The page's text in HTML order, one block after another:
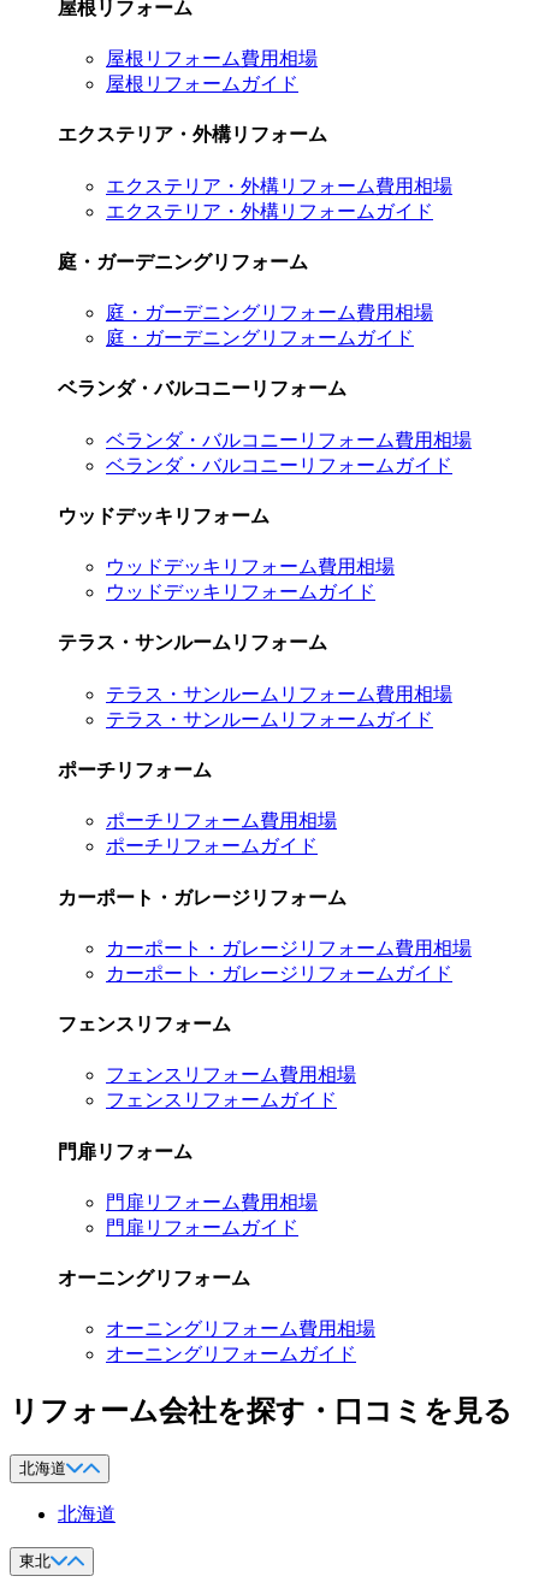
屋根リフォーム
屋根リフォーム費用相場
屋根リフォームガイド
エクステリア・外構リフォーム
エクステリア・外構リフォーム費用相場
エクステリア・外構リフォームガイド
庭・ガーデニングリフォーム
庭・ガーデニングリフォーム費用相場
庭・ガーデニングリフォームガイド
ベランダ・バルコニーリフォーム
ベランダ・バルコニーリフォーム費用相場
ベランダ・バルコニーリフォームガイド
ウッドデッキリフォーム
ウッドデッキリフォーム費用相場
ウッドデッキリフォームガイド
テラス・サンルームリフォーム
テラス・サンルームリフォーム費用相場
テラス・サンルームリフォームガイド
ポーチリフォーム
ポーチリフォーム費用相場
ポーチリフォームガイド
カーポート・ガレージリフォーム
カーポート・ガレージリフォーム費用相場
カーポート・ガレージリフォームガイド
フェンスリフォーム
フェンスリフォーム費用相場
フェンスリフォームガイド
門扉リフォーム
門扉リフォーム費用相場
門扉リフォームガイド
オーニングリフォーム
オーニングリフォーム費用相場
オーニングリフォームガイド
リフォーム会社を探す・口コミを見る
北海道
北海道
東北